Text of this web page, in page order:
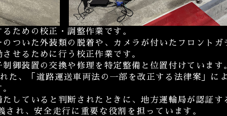
ための校正・調整作業です。
ついた外装類の脱着や、カメラが付いたフロント
せるために行う校正作業です。
御装置の交換や修理を特定整備と位置付けています
、「道路運送車両法の一部を改正する法律案」に
していると判断されたときに、地方運輸局が認証す
れ、安全走行に重要な役割を担っています。